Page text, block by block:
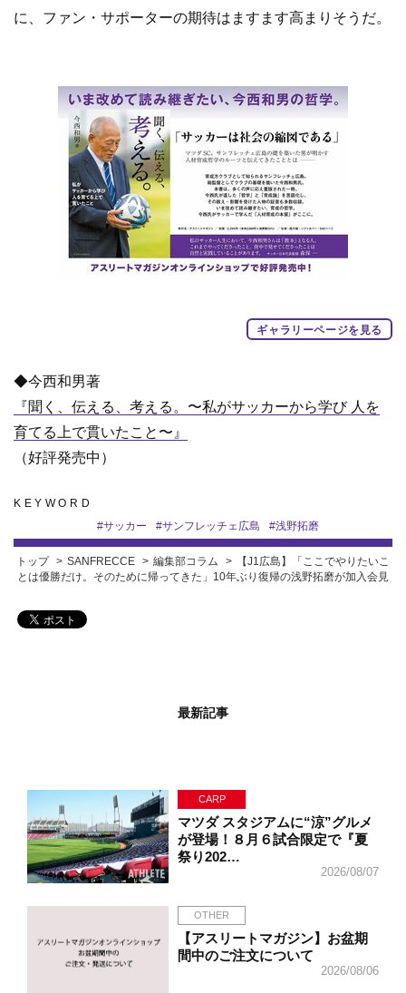
に、ファン・サポーターの期待はますます高まりそうだ。
ギャラリーページを見る
◆今西和男著
『聞く、伝える、考える。〜私がサッカーから学び 人を
育てる上で貫いたこと〜』
（好評発売中）
KEYWORD
#サッカー #サンフレッチェ広島 #浅野拓磨
トップ SANFRECCE 編集部コラム
【J1広島】「ここでやりたいこ
とは優勝だけ。そのために帰ってきた」10年ぶり復帰の浅野拓磨が加入会見
最新記事
CARP
マツダ スタジアムに“涼”グルメ
が登場！８月６試合限定で『夏
祭り202…
2026/08/07
OTHER
【アスリートマガジン】お盆期
間中のご注文について
2026/08/06